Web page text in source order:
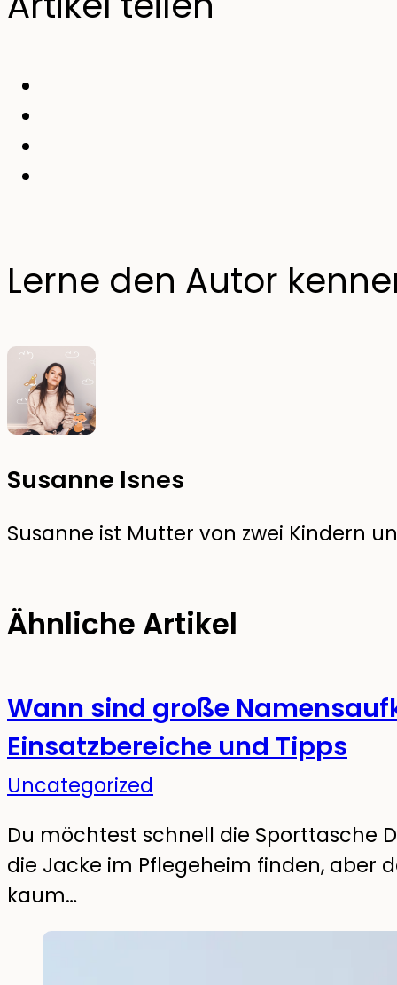
Lerne den Autor
Susanne Isnes
Susanne ist Mutter von zwei Kindern
Ähnliche Artikel
Wann sind große
Einsatzbereiche und Tipps
Uncategorized
Du möchtest schnell die Sporttasche
die Jacke im Pflegeheim finden, aber
kaum…